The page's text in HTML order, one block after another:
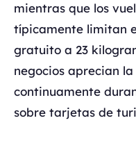
mientras que los
típicamente limitan
gratuito a 23
negocios aprecian
continuamente
sobre tarjetas de